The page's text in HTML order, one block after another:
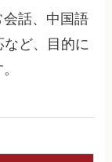
話、中国語
ど、目的に